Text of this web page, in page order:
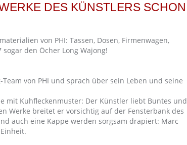
DES KÜNSTLERS SCHON
von PHI: Tassen, Dosen, Firmenwagen,
den Öcher Long Wajong!
von PHI und sprach über sein Leben und seine
mit Kuhfleckenmuster: Der Künstler liebt Buntes und
Werke breitet er vorsichtig auf der Fensterbank des
auch eine Kappe werden sorgsam drapiert: Marc